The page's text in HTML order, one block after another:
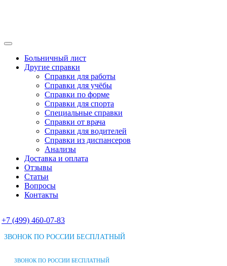
Больничный лист
Другие справки
Справки для работы
Справки для учёбы
Справки по форме
Справки для спорта
Специальные справки
Справки от врача
Справки для водителей
Справки из диспансеров
Анализы
Доставка и оплата
Отзывы
Статьи
Вопросы
Контакты
+7 (499) 460-07-83
ЗВОНОК ПО РОССИИ БЕСПЛАТНЫЙ
ЗВОНОК ПО РОССИИ БЕСПЛАТНЫЙ